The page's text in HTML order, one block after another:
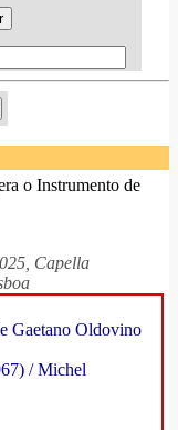
o Instrumento de
Capella
Gaetano Oldovino
/ Michel